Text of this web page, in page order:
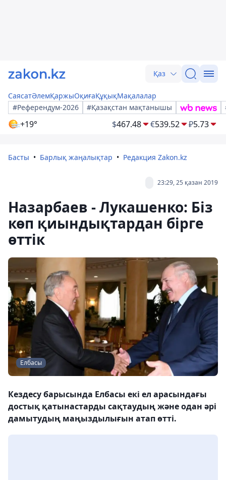
Қаз
СаясатӘлемҚаржыОқиғаҚұқықМақалалар
#Референдум-2026
#Қазақстан мақтанышы
+19° $467.48 €539.52 ₽5.73
Басты Барлық жаңалықтар Редакция Zakon.kz
23:29, 25 қазан 2019
Назарбаев - Лукашенко: Біз
көп қиындықтардан бірге
өттік
Елбасы
Кездесу барысында Елбасы екі ел арасындағы
достық қатынастарды сақтаудың және одан әрі
дамытудың маңыздылығын атап өтті.